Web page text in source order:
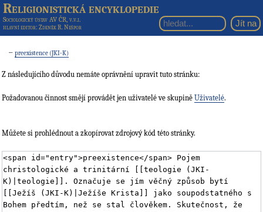
Religionistická encyklopedie
Sociologický ústav AV ČR, v.v.i.
hlavní editor: Zdeněk R. Nešpor
←preexistence (JKI-K)
Z následujícího důvodu nemáte oprávnění upravit tuto stránku:
Požadovanou činnost smějí provádět jen uživatelé ve skupině Uživatelé.
Můžete si prohlédnout a zkopírovat zdrojový kód této stránky.